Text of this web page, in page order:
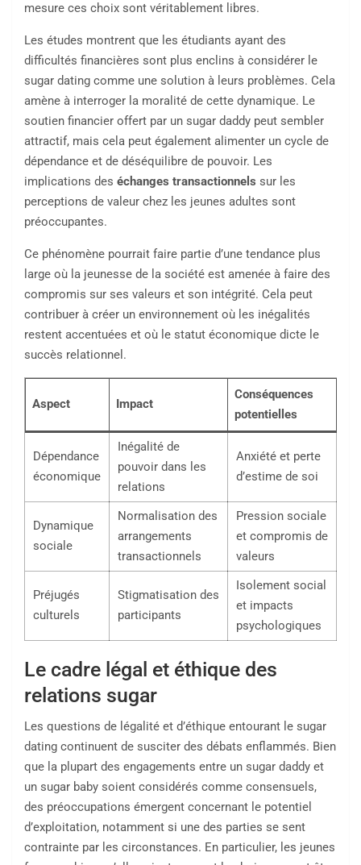
mesure ces choix sont véritablement libres.
Les études montrent que les étudiants ayant des
difficultés financières sont plus enclins à considérer le
sugar dating comme une solution à leurs problèmes. Cela
amène à interroger la moralité de cette dynamique. Le
soutien financier offert par un sugar daddy peut sembler
attractif, mais cela peut également alimenter un cycle de
dépendance et de déséquilibre de pouvoir. Les
implications des échanges transactionnels sur les
perceptions de valeur chez les jeunes adultes sont
préoccupantes.
Ce phénomène pourrait faire partie d’une tendance plus
large où la jeunesse de la société est amenée à faire des
compromis sur ses valeurs et son intégrité. Cela peut
contribuer à créer un environnement où les inégalités
restent accentuées et où le statut économique dicte le
succès relationnel.
Aspect Impact
Conséquences
potentielles
Dépendance
économique
Inégalité de
pouvoir dans les
relations
Anxiété et perte
d’estime de soi
Dynamique
sociale
Normalisation des
arrangements
transactionnels
Pression sociale
et compromis de
valeurs
Préjugés
culturels
Stigmatisation des
participants
Isolement social
et impacts
psychologiques
Le cadre légal et éthique des
relations sugar
Les questions de légalité et d’éthique entourant le sugar
dating continuent de susciter des débats enflammés. Bien
que la plupart des engagements entre un sugar daddy et
un sugar baby soient considérés comme consensuels,
des préoccupations émergent concernant le potentiel
d’exploitation, notamment si une des parties se sent
contrainte par les circonstances. En particulier, les jeunes